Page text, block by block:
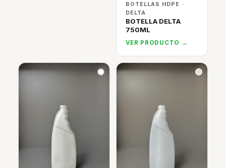
BOTELLAS HDPE ·
DELTA
BOTELLA DELTA
750ML
VER PRODUCTO →